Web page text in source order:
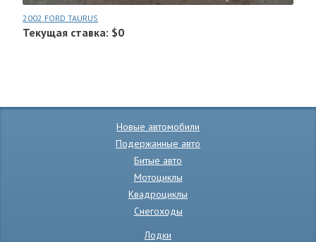
2002 FORD TAURUS
Текущая ставка: $0
Новые автомобили
Подержанные авто
Битые авто
Мотоциклы
Квадроциклы
Снегоходы
Лодки